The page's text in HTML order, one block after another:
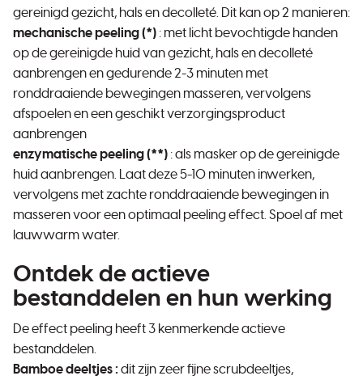
gereinigd gezicht, hals en decolleté. Dit kan op 2 manieren:
mechanische peeling (*) : met licht bevochtigde handen
op de gereinigde huid van gezicht, hals en decolleté
aanbrengen en gedurende 2-3 minuten met
ronddraaiende bewegingen masseren, vervolgens
afspoelen en een geschikt verzorgingsproduct
aanbrengen
enzymatische peeling (**) : als masker op de gereinigde
huid aanbrengen. Laat deze 5-10 minuten inwerken,
vervolgens met zachte ronddraaiende bewegingen in
masseren voor een optimaal peeling effect. Spoel af met
lauwwarm water.
Ontdek de actieve
bestanddelen en hun werking
De effect peeling heeft 3 kenmerkende actieve
bestanddelen.
Bamboe deeltjes : dit zijn zeer fijne scrubdeeltjes,